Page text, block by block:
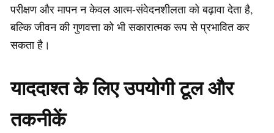
परीक्षण और मापन न केवल आत्म-संवेदनशीलता को बढ़ावा देता है,
बल्कि जीवन की गुणवत्ता को भी सकारात्मक रूप से प्रभावित कर
सकता है।
याददाश्त के लिए उपयोगी टूल और
तकनीकें